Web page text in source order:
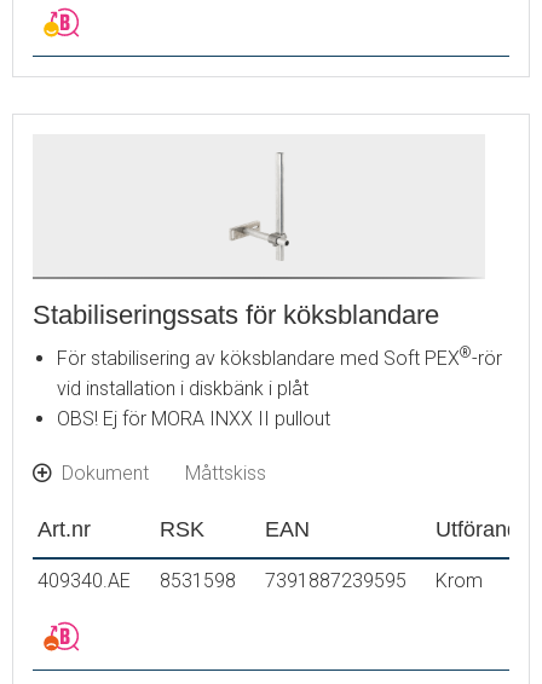
Stabiliseringssats för köksblandare
För stabilisering av köksblandare med Soft PEX®-rör
vid installation i diskbänk i plåt
OBS! Ej för MORA INXX II pullout
Dokument Måttskiss
Art.nr RSK EAN Utförande
409340.AE 8531598 7391887239595 Krom